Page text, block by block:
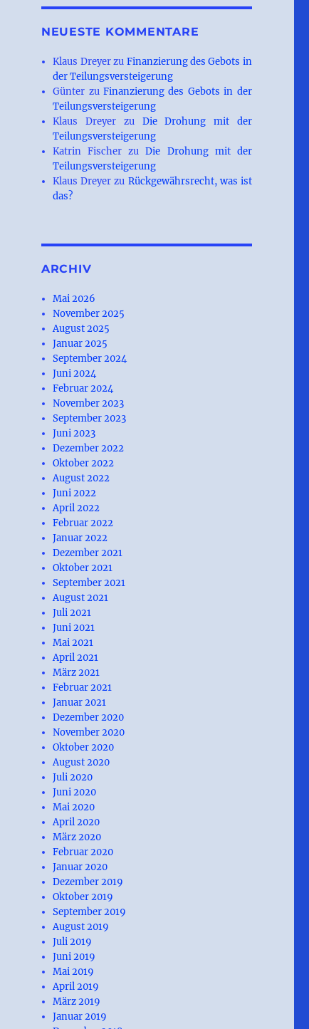
NEUESTE KOMMENTARE
Klaus Dreyerzu Finanzierung des Gebots in
der Teilungsversteigerung
Günter zuFinanzierung des Gebots in der
Teilungsversteigerung
Klaus Dreyerzu Die Drohung mit der
Teilungsversteigerung
Katrin Fischer zuDie Drohung mit der
Teilungsversteigerung
Klaus Dreyer zu Rückgewährsrecht, was ist
das?
ARCHIV
Mai 2026
November 2025
August 2025
Januar 2025
September 2024
Juni 2024
Februar 2024
November 2023
September 2023
Juni 2023
Dezember 2022
Oktober 2022
August 2022
Juni 2022
April 2022
Februar 2022
Januar 2022
Dezember 2021
Oktober 2021
September 2021
August 2021
Juli 2021
Juni 2021
Mai 2021
April 2021
März 2021
Februar 2021
Januar 2021
Dezember 2020
November 2020
Oktober 2020
August 2020
Juli 2020
Juni 2020
Mai 2020
April 2020
März 2020
Februar 2020
Januar 2020
Dezember 2019
Oktober 2019
September 2019
August 2019
Juli 2019
Juni 2019
Mai 2019
April 2019
März 2019
Januar 2019